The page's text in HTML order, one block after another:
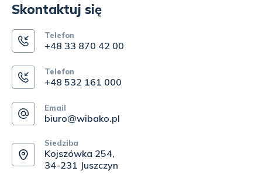
Skontaktuj się
Telefon
+48 33 870 42 00
Telefon
+48 532 161 000
Email
biuro@wibako.pl
Siedziba
Kojszówka 254,
34-231 Juszczyn